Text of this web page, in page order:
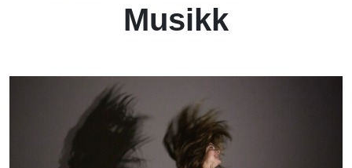
Musikk